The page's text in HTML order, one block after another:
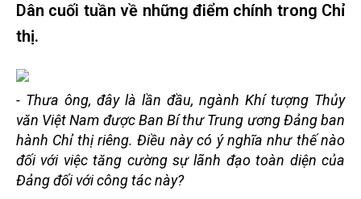
Dân cuối tuần về những điểm chính trong Chỉ
thị.
- Thưa ông, đây là lần đầu, ngành Khí tượng Thủy
văn Việt Nam được Ban Bí thư Trung ương Đảng ban
hành Chỉ thị riêng. Điều này có ý nghĩa như thế nào
đối với việc tăng cường sự lãnh đạo toàn diện của
Đảng đối với công tác này?